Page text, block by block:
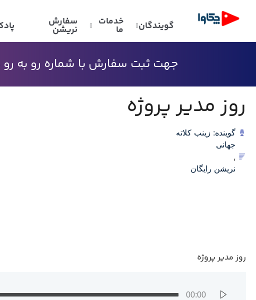
گویندگان خدمات
ما
سفارش
نریشن
جهت ثبت سفارش با شماره رو به رو
روز مدیر پروژه
گوینده: زینب کلاته
جهانی
,
نریشن رایگان
روز مدیر پروژه
00:00